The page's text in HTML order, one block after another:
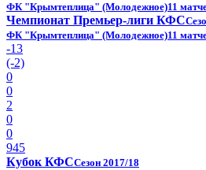
ФК "Крымтеплица" (Молодежное)11
Чемпионат Премьер-лиги КФС
ФК "Крымтеплица" (Молодежное)11
-13
(-2)
0
0
2
0
0
945
Кубок КФССезон 2017/18